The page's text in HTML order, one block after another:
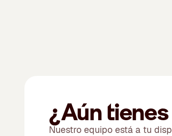
¿Aún
Nuestro equipo está a tu